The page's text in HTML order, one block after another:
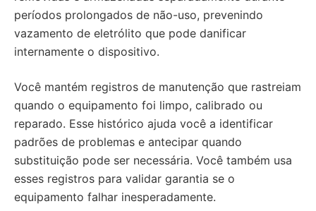
períodos prolongados de não-uso, prevenindo
vazamento de eletrólito que pode danificar
internamente o dispositivo.
Você mantém registros de manutenção que rastreiam
quando o equipamento foi limpo, calibrado ou
reparado. Esse histórico ajuda você a identificar
padrões de problemas e antecipar quando
substituição pode ser necessária. Você também usa
esses registros para validar garantia se o
equipamento falhar inesperadamente.